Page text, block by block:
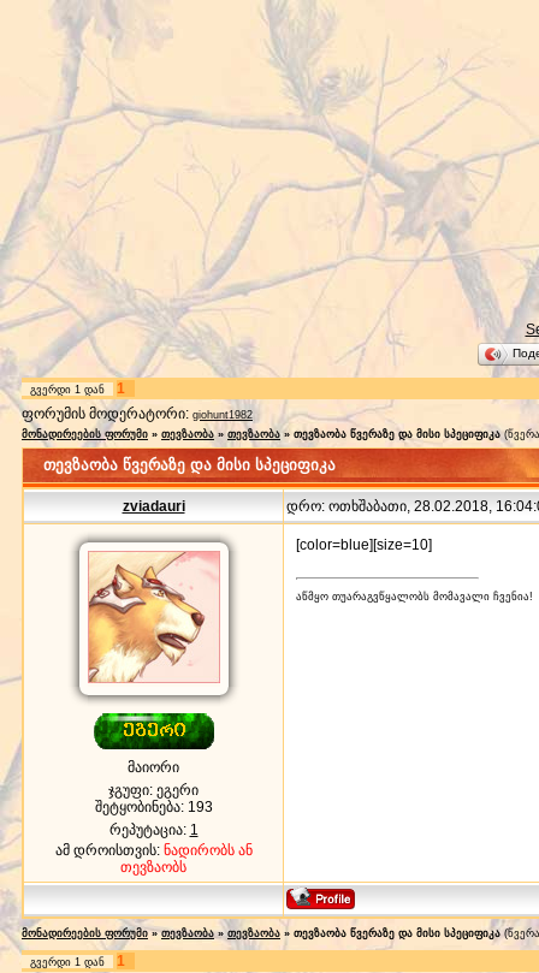
გვერდი 1 დან
1
ფორუმის მოდერატორი: giohunt1982
მონადირეების ფორუმი » თევზაობა » თევზაობა » თევზაობა წვერაზე და მისი სპეციფიკა
თევზაობა წვერაზე და მისი სპეციფიკა
zviadauri დრო: ოთხშაბათი, 28.02.2018,
მაიორი
ჯგუფი: ეგერი
შეტყობინება: 193
რეპუტაცია: 1
ამ დროისთვის: ნადირობს ან
თევზაობს
[color=blue][size=10]
აწმყო თუარაგვწყალობს მომავალი ჩვენია!
მონადირეების ფორუმი » თევზაობა » თევზაობა » თევზაობა წვერაზე და მისი სპეციფიკა
გვერდი 1 დან 1